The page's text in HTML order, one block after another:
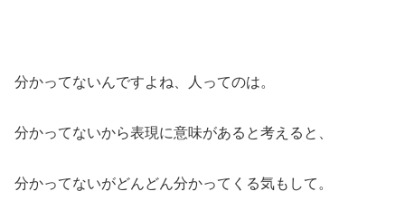
分かってないんですよね、人ってのは。
分かってないから表現に意味があると考えると、
分かってないがどんどん分かってくる気もして。